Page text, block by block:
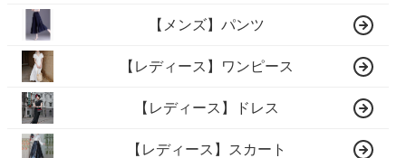
【メンズ】パンツ
【レディース】ワンピース
【レディース】ドレス
【レディース】スカート